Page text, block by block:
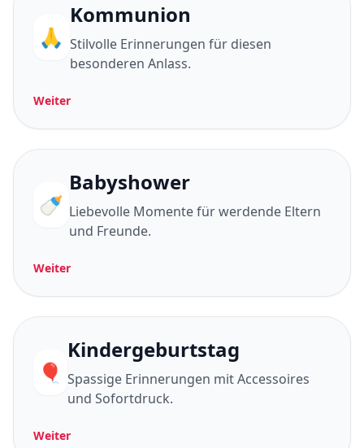
🙏
Kommunion
Stilvolle Erinnerungen für diesen
besonderen Anlass.
Weiter
🍼
Babyshower
Liebevolle Momente für werdende Eltern
und Freunde.
Weiter
🎈
Kindergeburtstag
Spassige Erinnerungen mit Accessoires
und Sofortdruck.
Weiter